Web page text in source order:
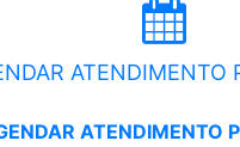
ATENDIMENTO
ATENDIMENTO